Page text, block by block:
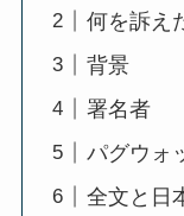
何を訴え
背景
署名者
パグウォ
全文と日